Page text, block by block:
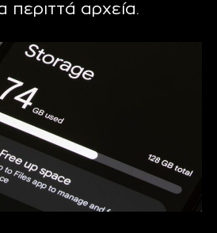
περιττά αρχεία.